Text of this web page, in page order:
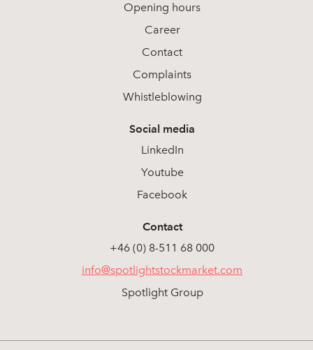
Opening hours
Career
Contact
Complaints
Whistleblowing
Social media
LinkedIn
Youtube
Facebook
Contact
+46 (0) 8-511 68 000
info@spotlightstockmarket.com
Spotlight Group